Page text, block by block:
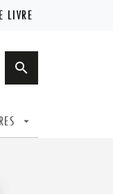
LIVRE
search
arrow_drop_down